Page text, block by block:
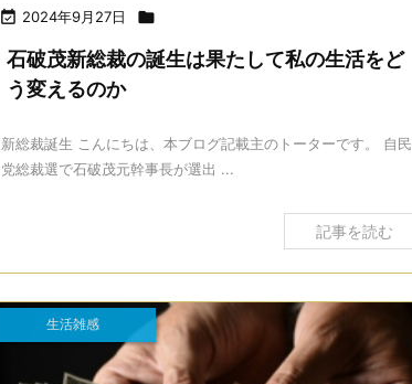
 2024年9月27日 
石破茂新総裁の誕生は果たして私の生活をど
う変えるのか
新総裁誕生 こんにちは、本ブログ記載主のトーターです。 自民
党総裁選で石破茂元幹事長が選出 ...
記事を読む
生活雑感